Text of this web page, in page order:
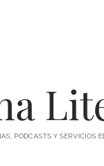
PODCASTS Y SERVICIOS